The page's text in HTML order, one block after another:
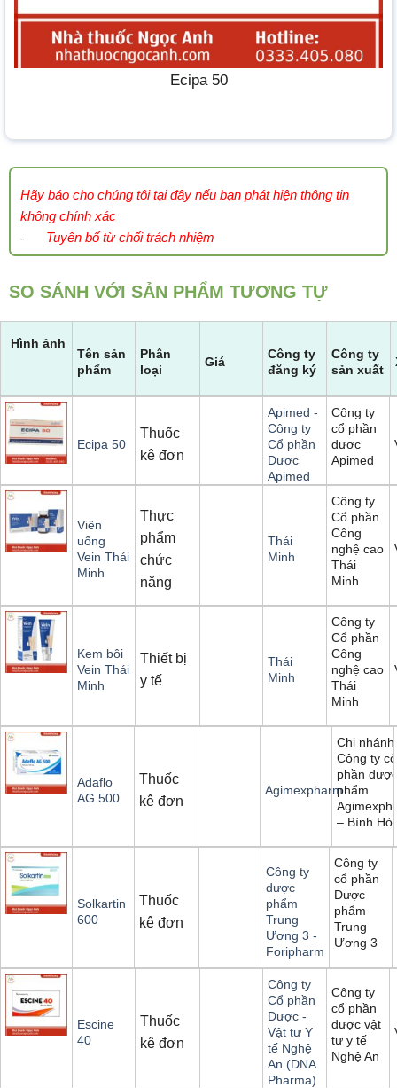
Ecipa 50
Hãy báo cho chúng tôi tại đây nếu bạn phát hiện thông tin
không chính xác
- Tuyên bố từ chối trách nhiệm
SO SÁNH VỚI SẢN PHẨM TƯƠNG TỰ
Hình ảnh
Tên sản
phẩm
Phân
loại
Giá
Công ty
đăng ký
Công ty
sản xuất
Ecipa 50
Thuốc
kê đơn
Apimed -
Công ty
Cổ phần
Dược
Apimed
Công ty
cổ phần
dược
Apimed
Viên
uống
Vein Thái
Minh
Thực
phẩm
chức
năng
Thái
Minh
Công ty
Cổ phần
Công
nghệ cao
Thái
Minh
Kem bôi
Vein Thái
Minh
Thiết bị
y tế
Thái
Minh
Công ty
Cổ phần
Công
nghệ cao
Thái
Minh
Adaflo
AG 500
Thuốc
kê đơn
Agimexpharm
Chi nhánh
Công ty cổ
phần dược
phẩm
– Bình
Solkartin
600
Thuốc
kê đơn
Công ty
dược
phẩm
Trung
Ương 3 -
Foripharm
Công ty
cổ phần
Dược
phẩm
Trung
Ương 3
Escine
40
Thuốc
kê đơn
Công ty
Cổ phần
Dược -
Vật tư Y
tế Nghệ
An (DNA
Pharma)
Công ty
cổ phần
dược vật
tư y tế
Nghệ An